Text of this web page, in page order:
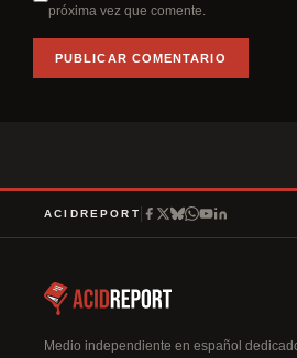
próxima vez que comente.
e
n
ACIDREPORT
Medio independiente en español